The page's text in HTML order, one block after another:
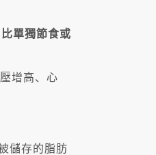
單獨節食或
增高、心
儲存的脂肪